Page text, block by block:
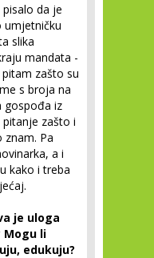
da je
umjetničku
slika
mandata -
zašto su
s broja na
gospođa iz
zašto i
znam. Pa
a i
kako i treba
je uloga
Mogu li
edukuju?